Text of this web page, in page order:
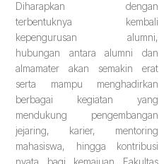
Diharapkan dengan
terbentuknya kembali
kepengurusan alumni,
hubungan antara alumni dan
almamater akan semakin erat
serta mampu menghadirkan
berbagai kegiatan yang
mendukung pengembangan
jejaring, karier, mentoring
mahasiswa, hingga kontribusi
nyata bagi kemajuan Fakultas